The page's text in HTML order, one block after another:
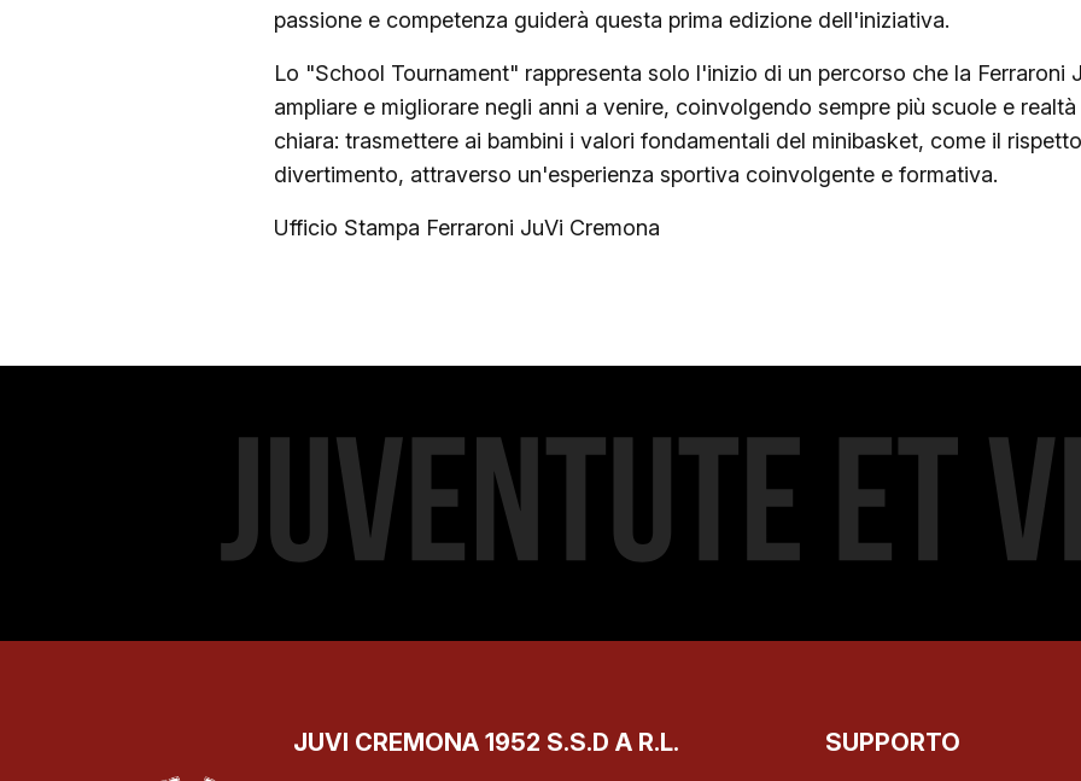
passione e competenza guiderà questa prima edizione dell'iniziativa.
Lo "School Tournament" rappresenta solo l'inizio di un percorso che la Ferraroni
ampliare e migliorare negli anni a venire, coinvolgendo sempre più scuole e
chiara: trasmettere ai bambini i valori fondamentali del minibasket, come il
divertimento, attraverso un'esperienza sportiva coinvolgente e formativa.
Ufficio Stampa Ferraroni JuVi Cremona
JUVI CREMONA 1952 S.S.D A R.L. SUPPORTO